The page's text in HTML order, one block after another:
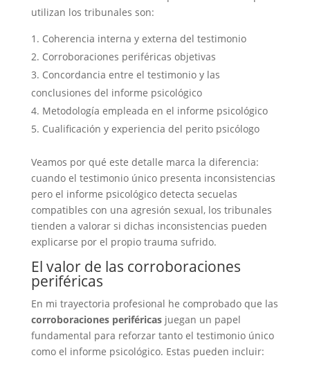
utilizan los tribunales son:
Coherencia interna y externa del testimonio
Corroboraciones periféricas objetivas
Concordancia entre el testimonio y las
conclusiones del informe psicológico
Metodología empleada en el informe psicológico
Cualificación y experiencia del perito psicólogo
Veamos por qué este detalle marca la diferencia:
cuando el testimonio único presenta inconsistencias
pero el informe psicológico detecta secuelas
compatibles con una agresión sexual, los tribunales
tienden a valorar si dichas inconsistencias pueden
explicarse por el propio trauma sufrido.
El valor de las corroboraciones
periféricas
En mi trayectoria profesional he comprobado que las
corroboraciones periféricasjuegan un papel
fundamental para reforzar tanto el testimonio único
como el informe psicológico. Estas pueden incluir: